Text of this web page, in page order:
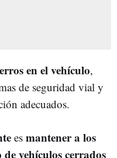
en el vehículo,
de seguridad vial y
adecuados.
es mantener a los
vehículos cerrados